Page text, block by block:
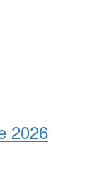
2026